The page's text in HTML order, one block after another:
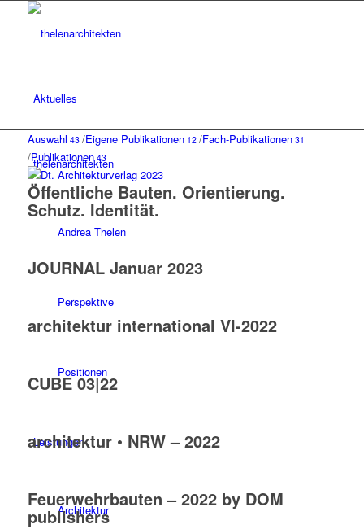
Aktuelles
thelenarchitekten
Andrea Thelen
Perspektive
Positionen
Leistungen
Architektur
Auswahl 43 /Eigene Publikationen12 /Fach-Publikationen31
/Publikationen43
Öffentliche Bauten. Orientierung.
Schutz. Identität.
JOURNAL Januar 2023
architektur international VI-2022
CUBE 03|22
architektur • NRW – 2022
Feuerwehrbauten – 2022 by DOM
publishers